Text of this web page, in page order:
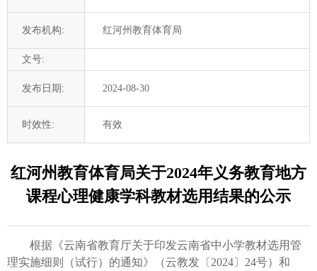
发布机构: 红河州教育体育局
文号:
发布日期: 2024-08-30
时效性: 有效
红河州教育体育局关于2024年义务教育地方
课程心理健康学科教材选用结果的公示
根据《云南省教育厅关于印发云南省中小学教材选用管
理实施细则（试行）的通知》（云教发〔2024〕24号）和